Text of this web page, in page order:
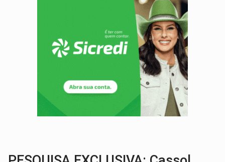
Quadrilha é flagrada com cerca de 200 porções
BAIRRO TEIXEIRÃO: MPF cobra regularização fundiária da
SUCESSO NA ABERTURA:2ª Feira Rondônia Empreendedora segue no Espaço
Secretário da Seinfra de Porto Velho pede
SAÚDE INDÍGENA: Pirahã terão consultas e exames especializados durante
ECONOMIA: Dia dos pais deve movimentar R$ 8,5 bilhões e RO